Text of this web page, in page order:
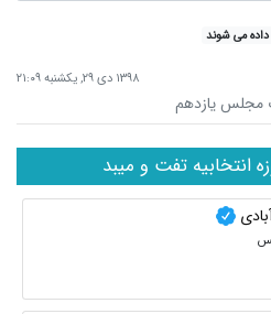
داده می شوند
۱۳۹۸ دی ۲۹, یکشنبه ۲۱:۰۹
مجلس یازدهم
انتخابیه تفت و میبد